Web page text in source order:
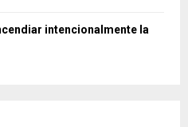
intencionalmente la